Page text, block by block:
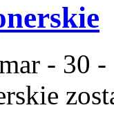
- 30 -